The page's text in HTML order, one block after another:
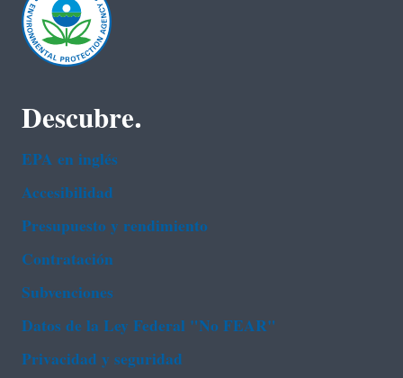
Descubre.
EPA en ingl‌és
Accesibilidad
Presupuesto y rendimiento
Contratación
Subvenciones
Datos de la Ley Federal "No FEAR"
Privacidad y seguridad